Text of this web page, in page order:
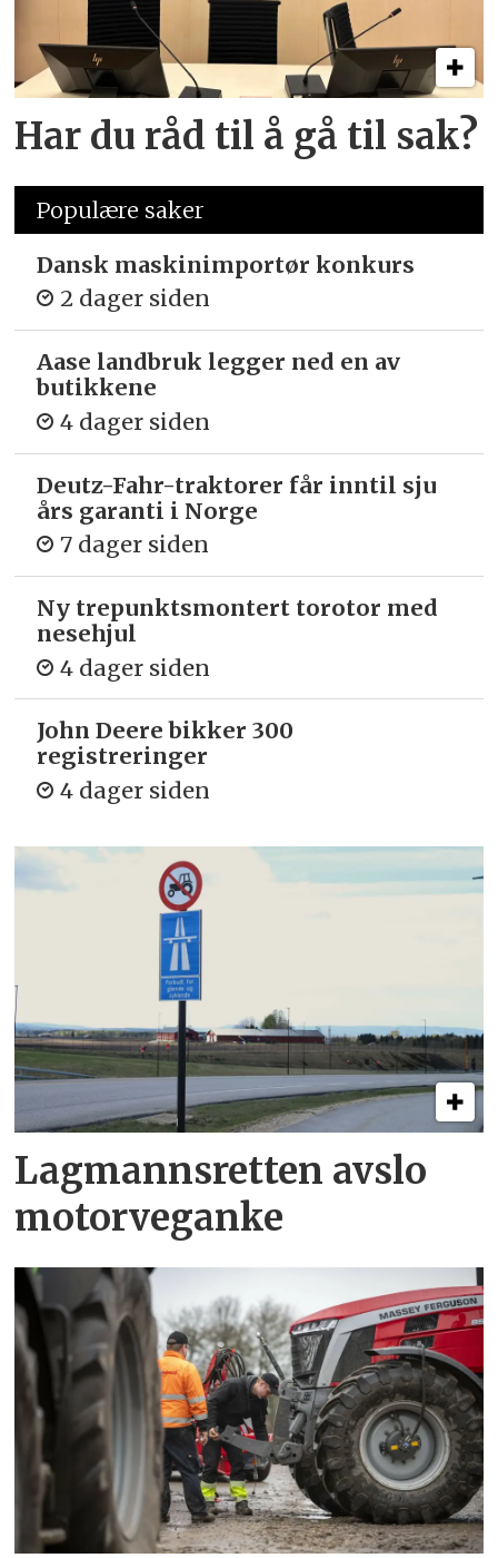
Har du råd til å gå til sak?
Populære saker
Dansk maskinimportør konkurs
2 dager siden
Aase landbruk legger ned en av
butikkene
4 dager siden
Deutz-Fahr-traktorer får inntil sju
års garanti i Norge
7 dager siden
Ny trepunkts­montert torotor med
nesehjul
4 dager siden
John Deere bikker 300
registreringer
4 dager siden
Lagmannsretten avslo
motorveganke